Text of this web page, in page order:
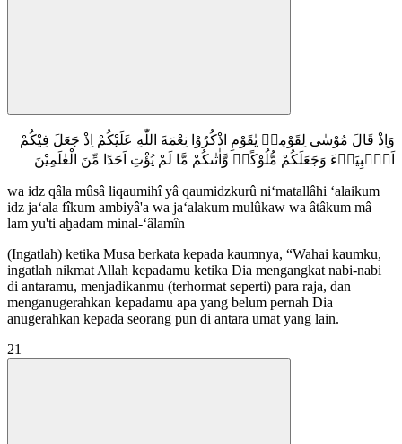
وَاِذْ قَالَ مُوْسٰى لِقَوْمِهٖ يٰقَوْمِ اذْكُرُوْا نِعْمَةَ اللّٰهِ عَلَيْكُمْ اِذْ جَعَلَ فِيْكُمْ
اَنْۢبِيَاۤءَ وَجَعَلَكُمْ مُّلُوْكًاۙ وَّاٰتٰىكُمْ مَّا لَمْ يُؤْتِ اَحَدًا مِّنَ الْعٰلَمِيْنَ
wa idz qâla mûsâ liqaumihî yâ qaumidzkurû ni‘matallâhi ‘alaikum
idz ja‘ala fîkum ambiyâ'a wa ja‘alakum mulûkaw wa âtâkum mâ
lam yu'ti aḫadam minal-‘âlamîn
(Ingatlah) ketika Musa berkata kepada kaumnya, “Wahai kaumku,
ingatlah nikmat Allah kepadamu ketika Dia mengangkat nabi-nabi
di antaramu, menjadikanmu (terhormat seperti) para raja, dan
menganugerahkan kepadamu apa yang belum pernah Dia
anugerahkan kepada seorang pun di antara umat yang lain.
21